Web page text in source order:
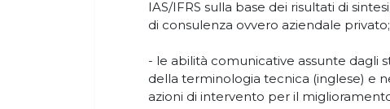
IAS/IFRS sulla base dei risultati di
di consulenza ovvero aziendale privato;
- le abilità comunicative assunte dagli
della terminologia tecnica (inglese) e
azioni di intervento per il